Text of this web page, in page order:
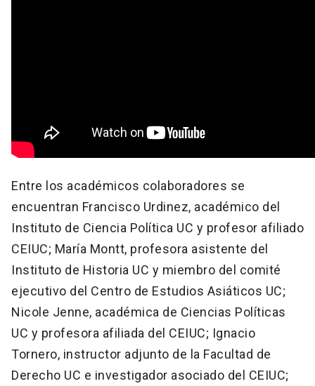
Entre los académicos colaboradores se
encuentran Francisco Urdinez, académico del
Instituto de Ciencia Política UC y profesor afiliado
CEIUC; María Montt, profesora asistente del
Instituto de Historia UC y miembro del comité
ejecutivo del Centro de Estudios Asiáticos UC;
Nicole Jenne, académica de Ciencias Políticas
UC y profesora afiliada del CEIUC; Ignacio
Tornero, instructor adjunto de la Facultad de
Derecho UC e investigador asociado del CEIUC;